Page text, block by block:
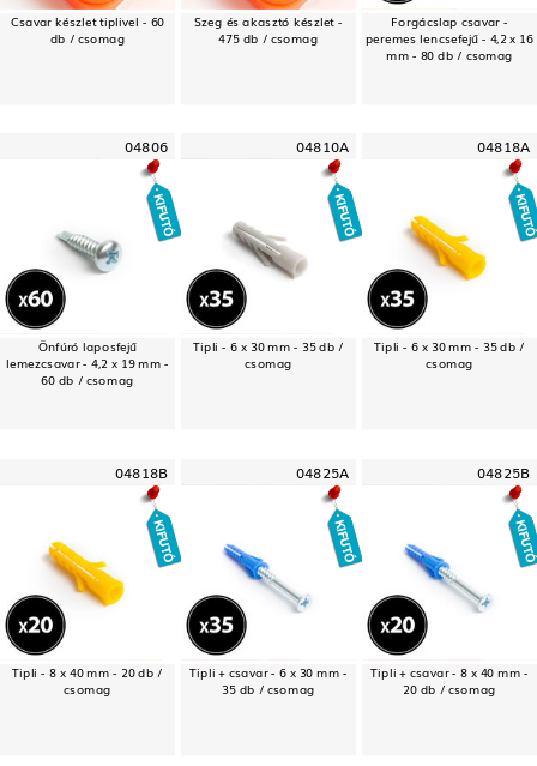
Csavar készlet tiplivel - 60
db / csomag
Szeg és akasztó készlet -
475 db / csomag
Forgácslap csavar -
peremes lencsefejű - 4,2 x 16
mm - 80 db / csomag
04806
Önfúró laposfejű
lemezcsavar - 4,2 x 19 mm -
60 db / csomag
04810A
Tipli - 6 x 30 mm - 35 db /
csomag
04818A
Tipli - 6 x 30 mm - 35 db /
csomag
04818B
Tipli - 8 x 40 mm - 20 db /
csomag
04825A
Tipli + csavar - 6 x 30 mm -
35 db / csomag
04825B
Tipli + csavar - 8 x 40 mm -
20 db / csomag